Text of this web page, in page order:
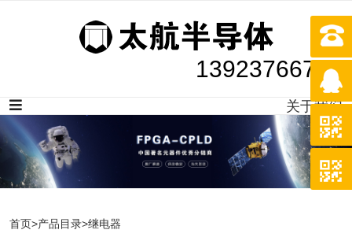
13923766707
关于我们
首页>产品目录>继电器